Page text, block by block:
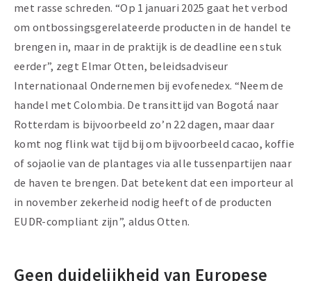
met rasse schreden. “Op 1 januari 2025 gaat het verbod
om ontbossingsgerelateerde producten in de handel te
brengen in, maar in de praktijk is de deadline een stuk
eerder”, zegt Elmar Otten, beleidsadviseur
Internationaal Ondernemen bij evofenedex. “Neem de
handel met Colombia. De transittijd van Bogotá naar
Rotterdam is bijvoorbeeld zo’n 22 dagen, maar daar
komt nog flink wat tijd bij om bijvoorbeeld cacao, koffie
of sojaolie van de plantages via alle tussenpartijen naar
de haven te brengen. Dat betekent dat een importeur al
in november zekerheid nodig heeft of de producten
EUDR-compliant zijn”, aldus Otten.
Geen duidelijkheid van Europese